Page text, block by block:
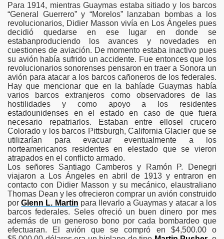
Para 1914, mientras Guaymas estaba sitiado y los barcos
“General Guerrero” y “Morelos” lanzaban bombas a los
revolucionarios, Didier Masson vivía en Los Ángeles pues
decidió quedarse en ese lugar en donde se
estabanproduciendo los avances y novedades en
cuestiones de aviación. De momento estaba inactivo pues
su avión había sufrido un accidente. Fue entonces que los
revolucionarios sonorenses pensaron en traer a Sonora un
avión para atacar a los barcos cañoneros de los federales.
Hay que mencionar que en la bahíade Guaymas había
varios barcos extranjeros como observadores de las
hostilidades y como apoyo a los residentes
estadounidenses en el estado en caso de que fuera
necesario repatriarlos. Estaban entre ellosel crucero
Colorado y los barcos Pittsburgh, California Glacier que se
utilizarían para evacuar eventualmente a los
norteamericanos residentes en elestado que se vieron
atrapados en el conflicto armado.
Los señores Santiago Camberos y Ramón P. Denegri
viajaron a Los Ángeles en abril de 1913 y entraron en
contacto con Didier Masson y su mecánico, elaustraliano
Thomas Dean y les ofrecieron comprar un avión construido
porGlenn L. Martin para llevarlo a Guaymas y atacar a los
barcos federales. Seles ofreció un buen dinero por mes
además de un generoso bono por cada bombardeo que
efectuaran. El avión que se compró en $4,500.00 o
Internacional por Pais
consejos